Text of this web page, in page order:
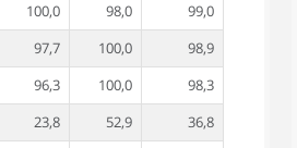
100,0 98,0
99,0
97,7 100,0
98,9
96,3 100,0
98,3
23,8 52,9
36,8